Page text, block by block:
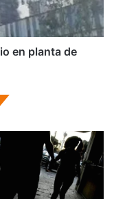
en planta de